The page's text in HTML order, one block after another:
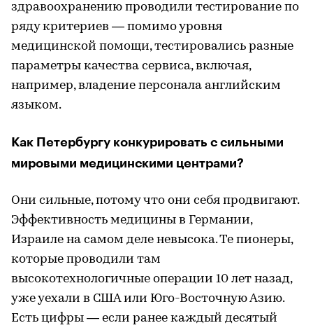
здравоохранению проводили тестирование по
ряду критериев — помимо уровня
медицинской помощи, тестировались разные
параметры качества сервиса, включая,
например, владение персонала английским
языком.
Как Петербургу конкурировать с сильными
мировыми медицинскими центрами?
Они сильные, потому что они себя продвигают.
Эффективность медицины в Германии,
Израиле на самом деле невысока. Те пионеры,
которые проводили там
высокотехнологичные операции 10 лет назад,
уже уехали в США или Юго-Восточную Азию.
Есть цифры — если ранее каждый десятый